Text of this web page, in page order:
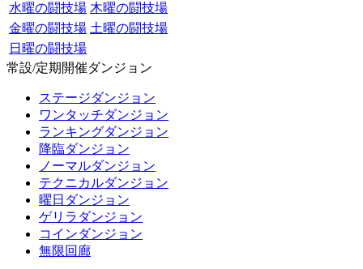
水曜の闘技場 木曜の闘技場
金曜の闘技場 土曜の闘技場
日曜の闘技場
常設/定期開催ダンジョン
ステージダンジョン
ワンタッチダンジョン
ランキングダンジョン
降臨ダンジョン
ノーマルダンジョン
テクニカルダンジョン
曜日ダンジョン
ゲリラダンジョン
コインダンジョン
無限回廊